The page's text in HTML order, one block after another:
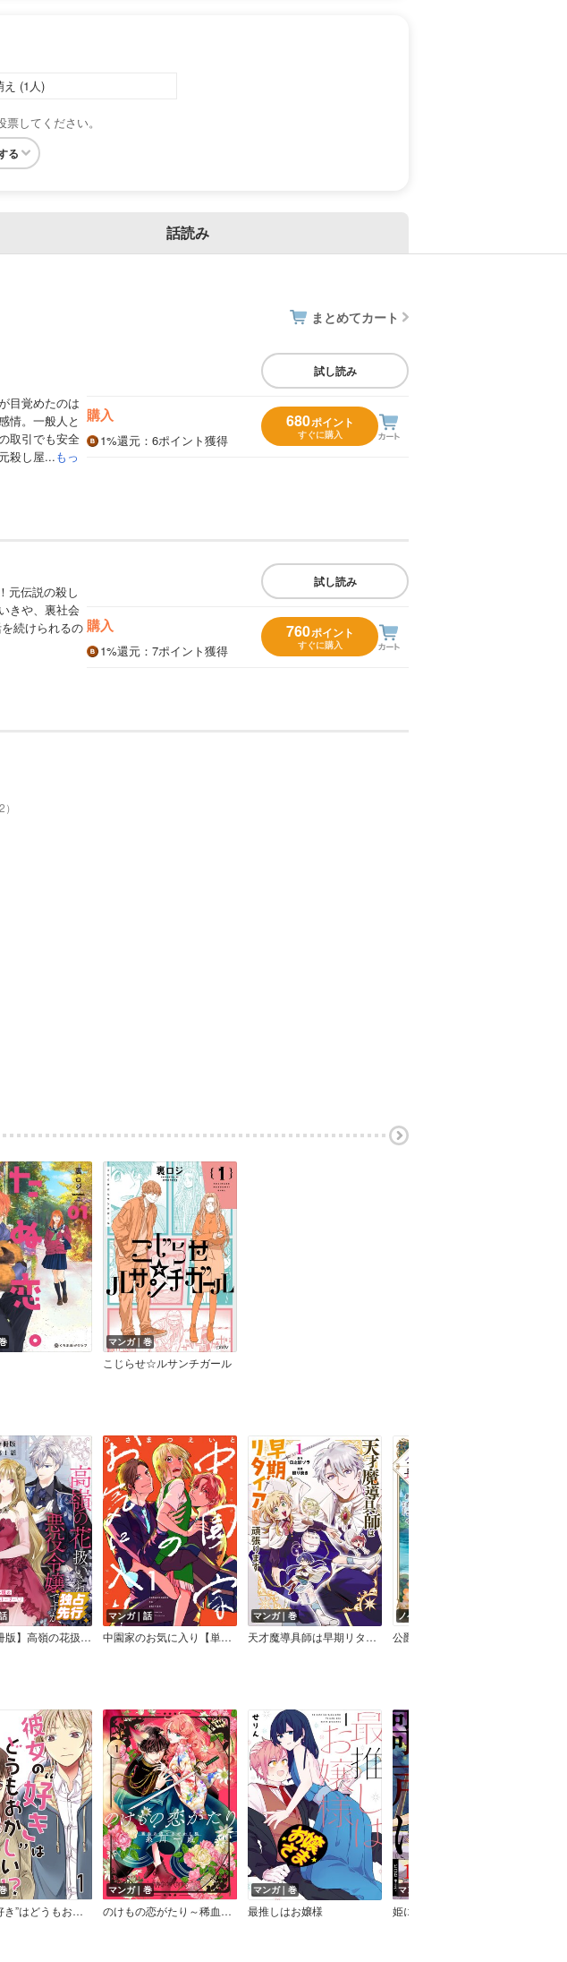
え (1人)
してください。
る
話読み
まとめてカート
目覚めたのは
情。一般人と
取引でも安全
殺し屋...もっ
試し読み
購入
1%還元 ：6ポイント獲得
680ポイント
すぐに購入
元伝説の殺し
きや、裏社会
続けられるの
試し読み
購入
1%還元 ：7ポイント獲得
760ポイント
すぐに購入
マンガ｜巻
こじらせ☆ルサンチガール
扱いされる悪役令嬢ですが、本音はめちゃくちゃ恋したい
マンガ｜話
中園家のお気に入り【単話】
マンガ｜巻
天才魔導具師は早期リタイア目指して頑張ります
ノベル｜巻
公爵家の長女でした
彼女の“好き”はどうもおかしい！？ セット版
マンガ｜巻
のけもの恋がたり～稀血の娘とあやかし狐～
マンガ｜巻
最推しはお嬢様
マンガ｜話
姫に貢ぎし、歌声は